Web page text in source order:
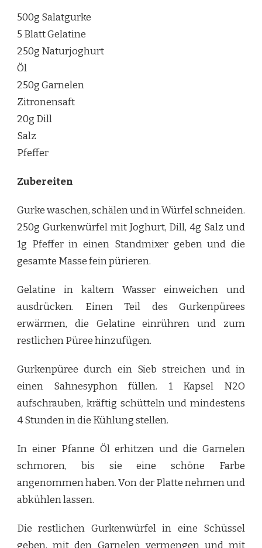
500g Salatgurke
5 Blatt Gelatine
250g Naturjoghurt
Öl
250g Garnelen
Zitronensaft
20g Dill
Salz
Pfeffer
Zubereiten
Gurke waschen, schälen und in Würfel schneiden.
250g Gurkenwürfel mit Joghurt, Dill, 4g Salz und
1g Pfeffer in einen Standmixer geben und die
gesamte Masse fein pürieren.
Gelatine in kaltem Wasser einweichen und
ausdrücken. Einen Teil des Gurkenpürees
erwärmen, die Gelatine einrühren und zum
restlichen Püree hinzufügen.
Gurkenpüree durch ein Sieb streichen und in
einen Sahnesyphon füllen. 1 Kapsel N2O
aufschrauben, kräftig schütteln und mindestens
4 Stunden in die Kühlung stellen.
In einer Pfanne Öl erhitzen und die Garnelen
schmoren, bis sie eine schöne Farbe
angenommen haben. Von der Platte nehmen und
abkühlen lassen.
Die restlichen Gurkenwürfel in eine Schüssel
geben, mit den Garnelen vermengen und mit